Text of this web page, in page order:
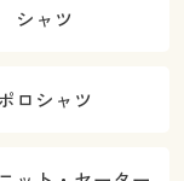
シャツ
ロシャツ